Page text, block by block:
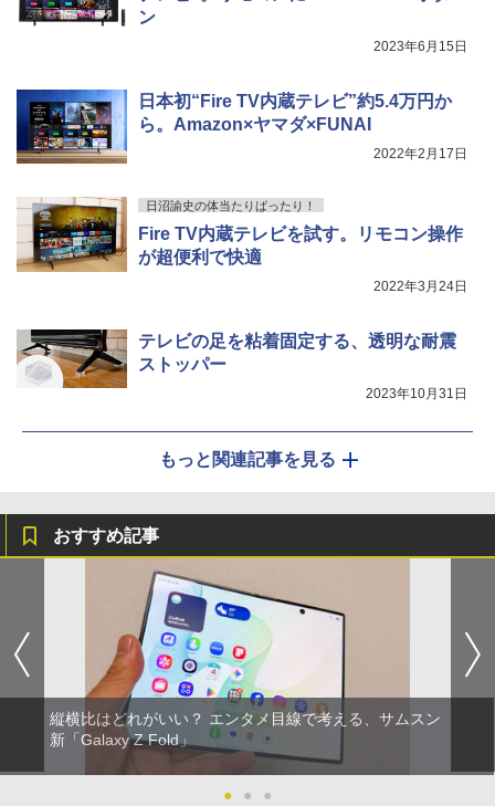
ン
2023年6月15日
日本初“Fire TV内蔵テレビ”約5.4万円か
ら。Amazon×ヤマダ×FUNAI
2022年2月17日
日沼諭史の体当たりばったり！
Fire TV内蔵テレビを試す。リモコン操作
が超便利で快適
2022年3月24日
テレビの足を粘着固定する、透明な耐震
ストッパー
2023年10月31日
もっと関連記事を見る
おすすめ記事
縦横比はどれがいい？ エンタメ目線で考える、サムスン
新「Galaxy Z Fold」
● ● ●